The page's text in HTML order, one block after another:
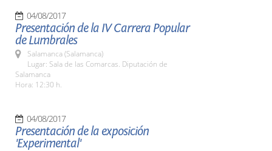
04/08/2017
Presentación de la IV Carrera Popular
de Lumbrales
Salamanca (Salamanca)
Lugar: Sala de las Comarcas. Diputación de
Salamanca
Hora: 12:30 h.
04/08/2017
Presentación de la exposición
'Experimental'